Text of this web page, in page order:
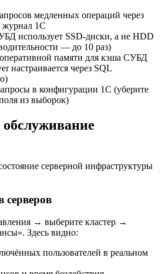
медленных операций через
журнал 1С
использует SSD-диски, а не HDD
— до 10 раз)
памяти для кэша СУБД
настраивается через SQL
в конфигурации 1С (уберите
из выборок)
серверной инфраструктуры
серверов
→ выберите кластер →
Здесь видно:
пользователей в реальном